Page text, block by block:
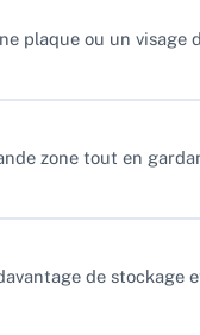
plaque ou un visage
zone tout en
de stockage